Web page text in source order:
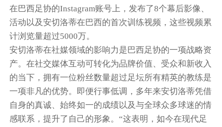
在巴西足协的Instagram账号上，发布了8个幕后影像、
活动以及安切洛蒂在巴西的首次训练视频，这些视频累
计浏览量超过5000万。
安切洛蒂在社媒领域的影响力是巴西足协的一项战略资
产。在社交媒体互动可转化为品牌价值、受众和新收入
的当下，拥有一位粉丝数量超过足坛所有精英的教练是
一项非凡的优势。即便行事低调，多年来安切洛蒂凭借
自身的真诚、始终如一的成绩以及与全球众多球迷的情
感联系，提升了自己的形象。“这表明，如今在现代足